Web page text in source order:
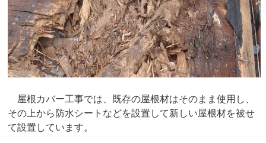
屋根カバー工事では、既存の屋根材はそのまま使用し、
その上から防水シートなどを設置して新しい屋根材を被せ
て設置しています。